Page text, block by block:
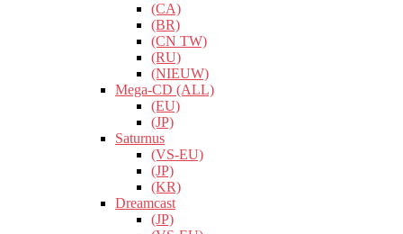
(CA)
(BR)
(CN TW)
(RU)
(NIEUW)
Mega-CD (ALL)
(EU)
(JP)
Saturnus
(VS-EU)
(JP)
(KR)
Dreamcast
(JP)